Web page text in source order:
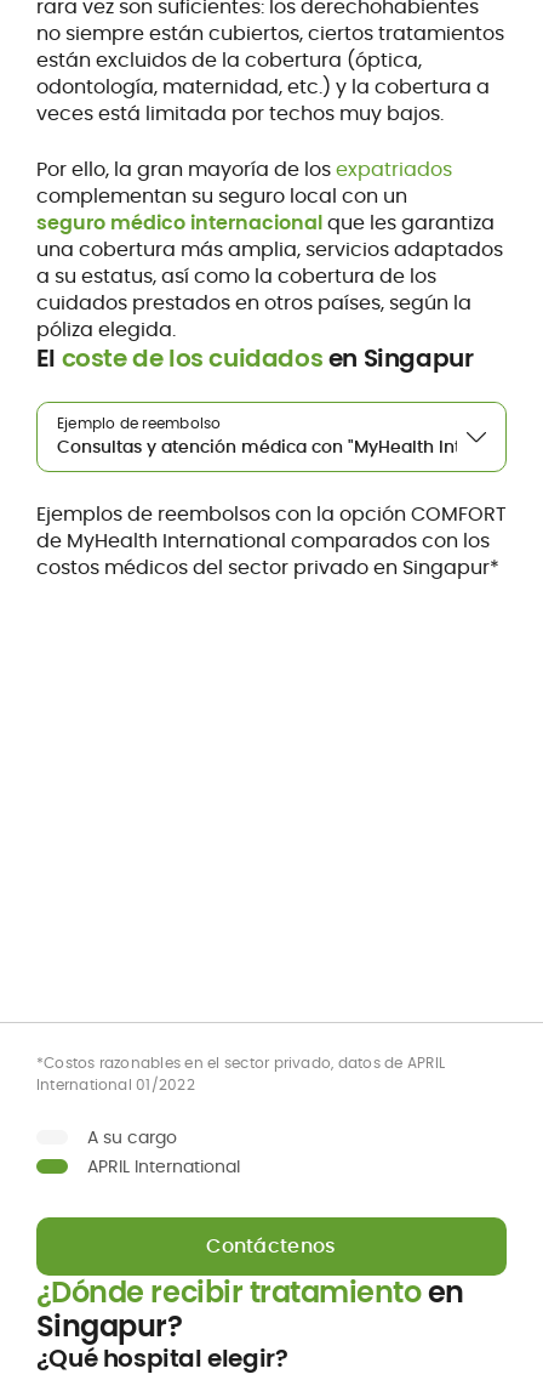
rara vez son suficientes: los derechohabientes
no siempre están cubiertos, ciertos tratamientos
están excluidos de la cobertura (óptica,
odontología, maternidad, etc.) y la cobertura a
veces está limitada por techos muy bajos.
Por ello, la gran mayoría de losexpatriados
complementan su seguro local con un
seguro médico internacionalque les garantiza
una cobertura más amplia, servicios adaptados
a su estatus, así como la cobertura de los
cuidados prestados en otros países, según la
póliza elegida.
El coste de los cuidadosen Singapur
Ejemplo de reembolso
Ejemplos de reembolsos con la opción COMFORT
de MyHealth International comparados con los
costos médicos del sector privado en Singapur*
*Costos razonables en el sector privado, datos de APRIL
International 01/2022
A su cargo
APRIL International
Contáctenos
¿Dónde recibir tratamientoen
Singapur?
¿Qué hospital elegir?